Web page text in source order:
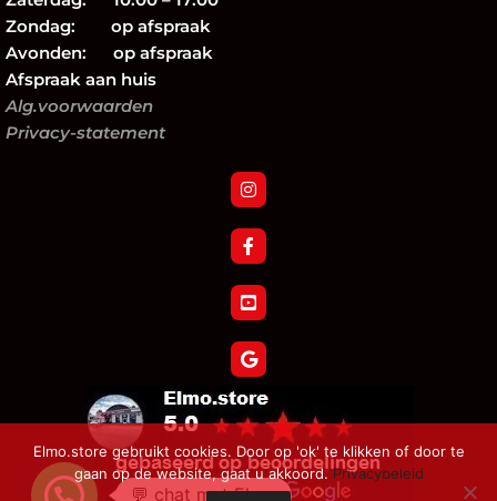
Zondag: op afspraak
Avonden: op afspraak
Afspraak aan huis
Alg.voorwaarden
Privacy-statement
💬 chat met Elmo
Elmo.store gebruikt cookies. Door op 'ok' te klikken of door te
gaan op de website, gaat u akkoord.Privacybeleid